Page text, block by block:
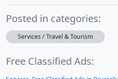
Posted in categories:
Services / Travel & Tourism
Free Classified Ads: